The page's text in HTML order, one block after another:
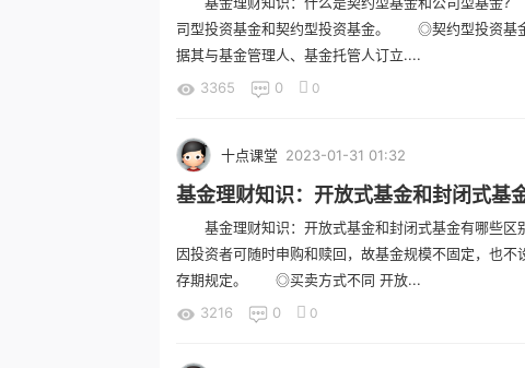
司型投资基金和契约型投资基金。 ◎契约型投资基
据其与基金管理人、基金托管人订立....
3365
0 0
十点课堂 2023-01-31 01:32
基金理财知识：开放式基金和封闭式基
基金理财知识：开放式基金和封闭式基金有哪些
因投资者可随时申购和赎回，故基金规模不固定，也
存期规定。 ◎买卖方式不同 开放...
3216
0 0